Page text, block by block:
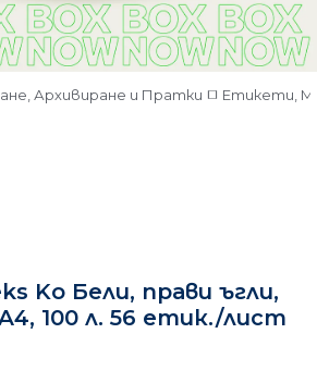
Архивиране и Пратки Етикети,
Ko Бели, прави ъгли,
100 л. 56 етик./лист